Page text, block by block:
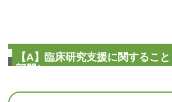
【A】臨床研究支援に関するこ
部門）